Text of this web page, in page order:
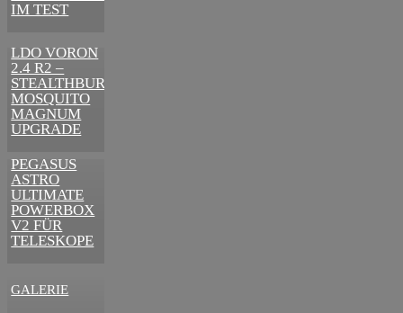
IM TEST
ÄRA
LDO VORON
2.4 R2 –
STEALTHBURNER
MOSQUITO
MAGNUM
UPGRADE
3D-DRUCKER
PEGASUS
ASTRO
ULTIMATE
POWERBOX
V2 FÜR
TELESKOPE
ASTRONOMIE
GALERIE